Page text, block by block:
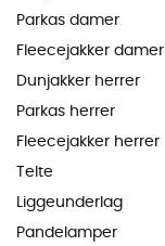
Parkas damer
Fleecejakker damer
Dunjakker herrer
Parkas herrer
Fleecejakker herrer
Telte
Liggeunderlag
Pandelamper